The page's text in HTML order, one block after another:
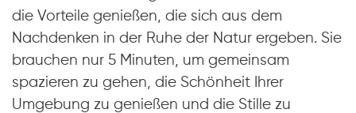
die Vorteile genießen, die sich aus dem
Nachdenken in der Ruhe der Natur ergeben. Sie
brauchen nur 5 Minuten, um gemeinsam
spazieren zu gehen, die Schönheit Ihrer
Umgebung zu genießen und die Stille zu